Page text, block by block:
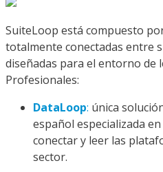
SuiteLoop está compuesto
totalmente conectadas entre
diseñadas para el entorno de
Profesionales:
DataLoop: única
español especializada
conectar y leer las
sector.